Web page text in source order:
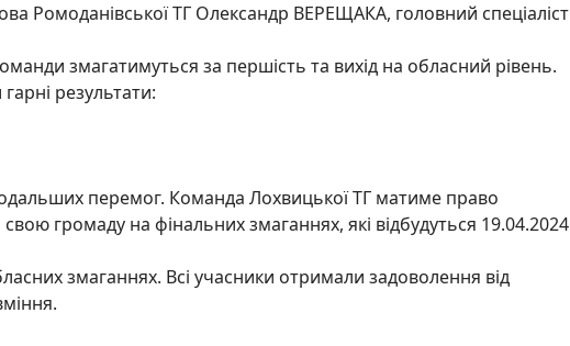
Ромоданівської ТГ Олександр ВЕРЕЩАКА, головний спеціаліст
змагатимуться за першість та вихід на обласний рівень.
результати:
перемог. Команда Лохвицької ТГ матиме право
громаду на фінальних змаганнях, які відбудуться 19.04.2024
змаганнях. Всі учасники отримали задоволення від